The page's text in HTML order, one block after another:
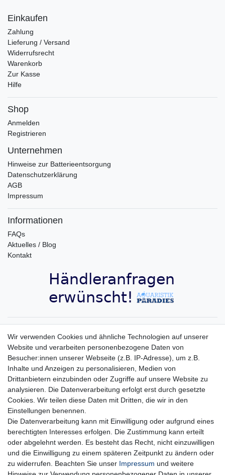
Einkaufen
Zahlung
Lieferung / Versand
Widerrufsrecht
Warenkorb
Zur Kasse
Hilfe
Shop
Anmelden
Registrieren
Unternehmen
Hinweise zur Batterieentsorgung
Datenschutzerklärung
AGB
Impressum
Informationen
FAQs
Aktuelles / Blog
Kontakt
Aquaristik-Paradies Newsletter
E-MAIL **
Newsletter
Honig
Hiermit bestätige ich, dass ich dieDaten­schutz­erklärunggelesen habe. Meine
Einwilligung kann ich jederzeit widerrufen.**
** Hierbei handelt es sich um ein Pflichtfeld.
Impressum Daten­schutz­erklärung AGB
Wir verwenden Cookies und ähnliche Technologien auf unserer
Website und verarbeiten personenbezogene Daten von
Besucher:innen unserer Webseite (z.B. IP-Adresse), um z.B.
Inhalte und Anzeigen zu personalisieren, Medien von
Drittanbietern einzubinden oder Zugriffe auf unsere Website zu
analysieren. Die Datenverarbeitung erfolgt erst durch gesetzte
Cookies. Wir teilen diese Daten mit Dritten, die wir in den
Einstellungen benennen.
Die Datenverarbeitung kann mit Einwilligung oder aufgrund eines
berechtigten Interesses erfolgen. Die Zustimmung kann erteilt
oder abgelehnt werden. Es besteht das Recht, nicht einzuwilligen
und die Einwilligung zu einem späteren Zeitpunkt zu ändern oder
zu widerrufen. Beachten Sie unser Impressum und weitere